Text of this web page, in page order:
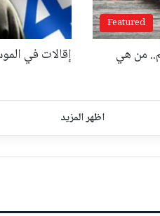
Featured
من هي
إقالات في
اظهر المزيد